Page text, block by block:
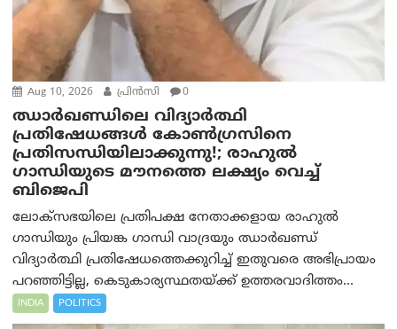
Aug 10, 2026 പ്രിന്‍സി 0
ഝാർഖണ്ഡിലെ വിദ്യാർത്ഥി
പ്രതിഷേധങ്ങൾ കോൺഗ്രസിനെ
പ്രതിസന്ധിയിലാക്കുന്നു!; രാഹുൽ
ഗാന്ധിയുടെ മൗനത്തെ ലക്ഷ്യം വെച്ച്
ബിജെപി
ലോക്‌സഭയിലെ പ്രതിപക്ഷ നേതാക്കളായ രാഹുൽ
ഗാന്ധിയും പ്രിയങ്ക ഗാന്ധി വാദ്രയും ഝാർഖണ്ഡ്
വിദ്യാർത്ഥി പ്രതിഷേധത്തെക്കുറിച്ച് ഇതുവരെ അഭിപ്രായം
പറഞ്ഞിട്ടില്ല, കെടുകാര്യസ്ഥതയ്ക്ക് ഉത്തരവാദിത്തം...
INDIA POLITICS